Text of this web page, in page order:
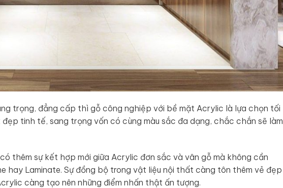
trọng, đẳng cấp thì gỗ công nghiệp với bề mặt Acrylic là lựa chọn tối
tinh tế, sang trọng vốn có cùng màu sắc đa dạng, chắc chắn sẽ làm
thêm sự kết hợp mới giữa Acrylic đơn sắc và vân gỗ mà không cần
hay Laminate. Sự đồng bộ trong vật liệu nội thất càng tôn thêm vẻ đẹp
càng tạo nên những điểm nhấn thật ấn tượng.